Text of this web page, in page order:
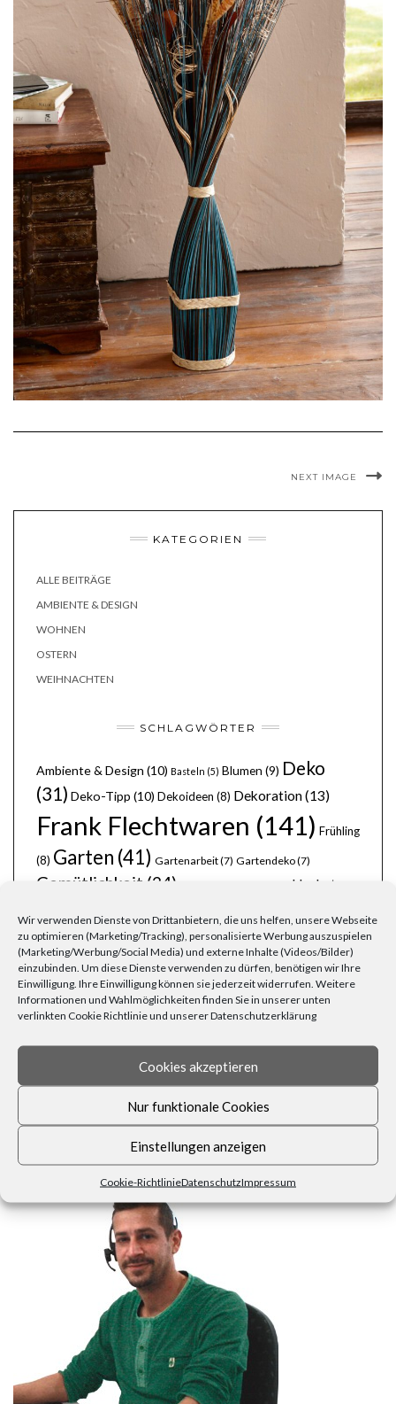
Wir verwenden Dienste von Drittanbietern, die uns helfen, unsere Webseite
zu optimieren (Marketing/Tracking), personalisierte Werbung auszuspielen
(Marketing/Werbung/Social Media) und externe Inhalte (Videos/Bilder)
einzubinden. Um diese Dienste verwenden zu dürfen, benötigen wir Ihre
Einwilligung. Ihre Einwilligung können sie jederzeit widerrufen. Weitere
Informationen und Wahlmöglichkeiten finden Sie in unserer unten
verlinkten Cookie Richtlinie und unserer Datenschutzerklärung
Cookies akzeptieren
Nur funktionale Cookies
Einstellungen anzeigen
Cookie-RichtlinieDatenschutzImpressum
NEXT IMAGE
KATEGORIEN
ALLE BEITRÄGE
AMBIENTE & DESIGN
WOHNEN
OSTERN
WEIHNACHTEN
SCHLAGWÖRTER
Ambiente & Design (10) Basteln (5) Blumen (9) Deko
(31) Deko-Tipp (10) Dekoideen (8) Dekoration(13)
Frank Flechtwaren (141) Frühling
(8) Garten (41) Gartenarbeit(7) Gartendeko(7)
Gemütlichkeit (24)
Herbst
Licht(7) Lichterkette(6) Lichterketten (8) Liebe(6) Möbel(7) Natur
(6) Naturmaterialien(6) Ordnung(8) Osterfest (6) Osterhase(6)
Ostern (9) Party(13)Pflanzen(19) Rattan (5) Rezepte(7)
schöner Garten(10) Silvester (6) stimmungsvoll (8)
Tischdecken(6) Weihnachten(22) Wohnen(25)
Zuhause(23)
FRAGEN, ANREGUNGEN, WÜNSCHE?